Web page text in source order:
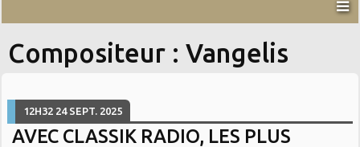
Compositeur : Vangelis
12H32 24 SEPT. 2025
AVEC CLASSIK RADIO, LES PLUS